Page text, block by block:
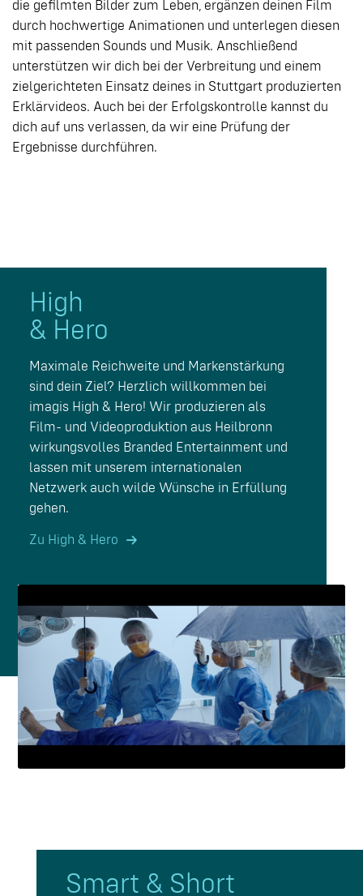
die gefilmten Bilder zum Leben, ergänzen deinen Film
durch hochwertige Animationen und unterlegen diesen
mit passenden Sounds und Musik. Anschließend
unterstützen wir dich bei der Verbreitung und einem
zielgerichteten Einsatz deines in Stuttgart produzierten
Erklärvideos. Auch bei der Erfolgskontrolle kannst du
dich auf uns verlassen, da wir eine Prüfung der
Ergebnisse durchführen.
High
& Hero
Maximale Reichweite und Markenstärkung
sind dein Ziel? Herzlich willkommen bei
imagis High & Hero! Wir produzieren als
Film- und Videoproduktion aus Heilbronn
wirkungsvolles Branded Entertainment und
lassen mit unserem internationalen
Netzwerk auch wilde Wünsche in Erfüllung
gehen.
Zu High & Hero
Smart &Short